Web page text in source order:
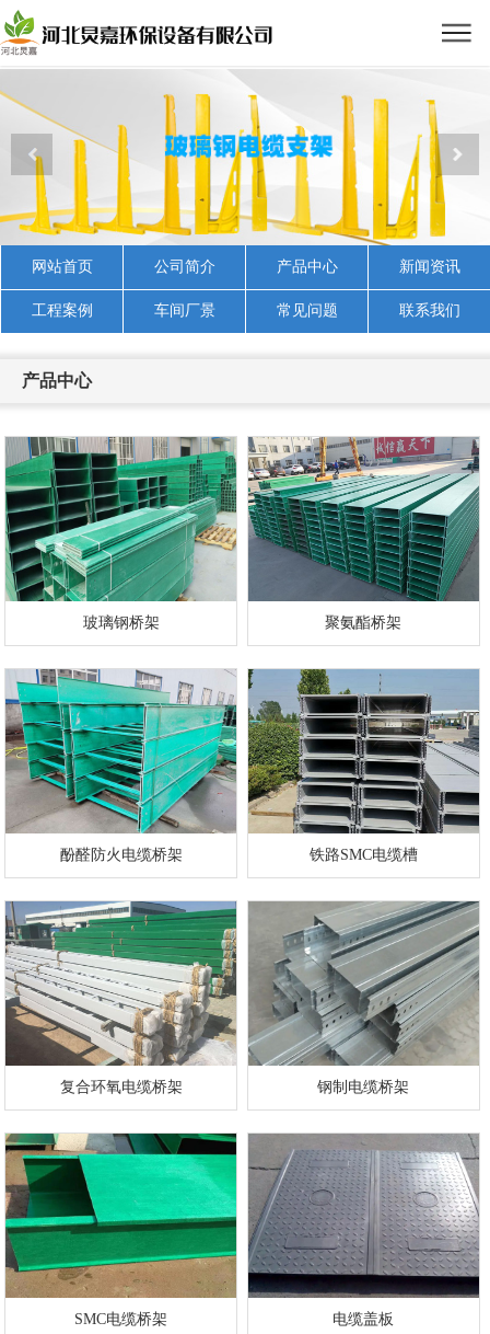
网站首页 公司简介 产品中心 新闻资讯
工程案例 车间厂景 常见问题 联系我们
产品中心
玻璃钢桥架 聚氨酯桥架
酚醛防火电缆桥架 铁路SMC电缆槽
复合环氧电缆桥架 钢制电缆桥架
SMC电缆桥架 电缆盖板